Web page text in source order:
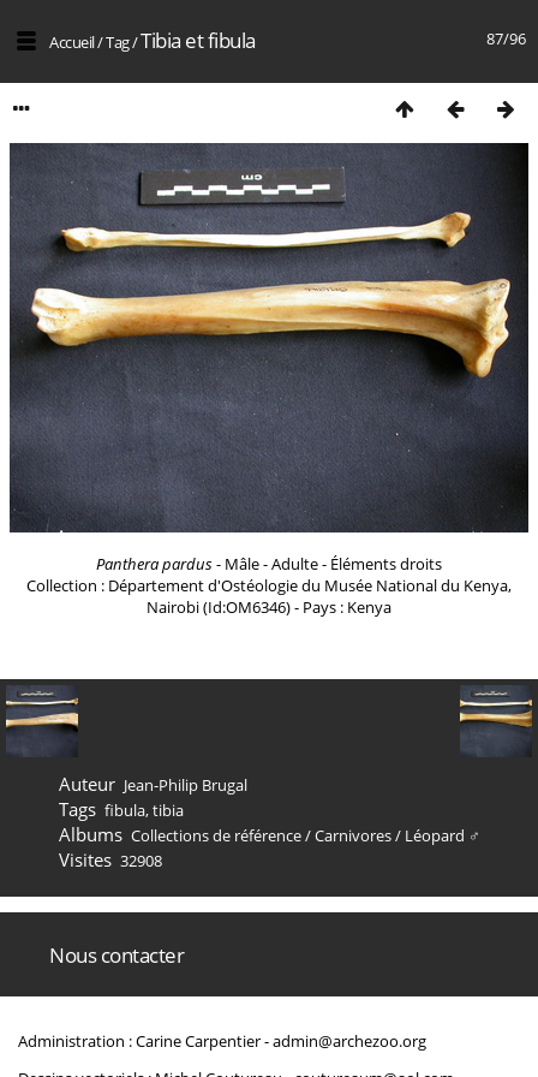
87/96
Accueil/Tag/Tibia et fibula
Panthera pardus- Mâle - Adulte - Éléments droits
Collection : Département d'Ostéologie du Musée National du Kenya,
Nairobi (Id:OM6346) - Pays : Kenya
Auteur Jean-Philip Brugal
Tags fibula,tibia
Albums Collections de référence/Carnivores/ Léopard ♂
Visites 32908
Nous contacter
Administration : Carine Carpentier -admin@archezoo.org